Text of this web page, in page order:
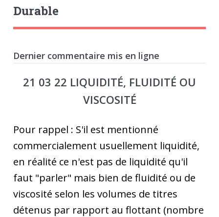
Durable
Dernier commentaire mis en ligne
21 03 22 LIQUIDITÉ, FLUIDITÉ OU
VISCOSITÉ
Pour rappel : S'il est mentionné
commercialement usuellement liquidité,
en réalité ce n'est pas de liquidité qu'il
faut "parler" mais bien de fluidité ou de
viscosité selon les volumes de titres
détenus par rapport au flottant (nombre